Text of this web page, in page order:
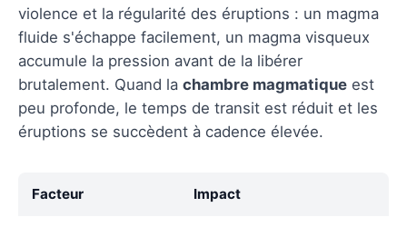
violence et la régularité des éruptions : un magma
fluide s'échappe facilement, un magma visqueux
accumule la pression avant de la libérer
brutalement. Quand la chambre magmatique est
peu profonde, le temps de transit est réduit et les
éruptions se succèdent à cadence élevée.
Facteur Impact